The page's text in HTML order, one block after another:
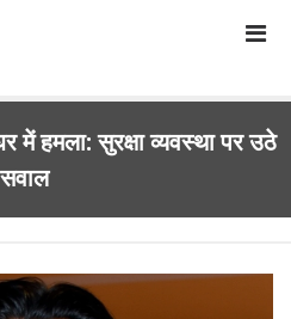
हमला: सुरक्षा व्यवस्था पर उठे
सवाल